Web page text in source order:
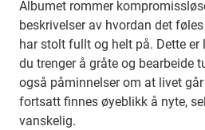
Albumet rommer
beskrivelser av hvordan det
har stolt fullt og helt på. Dette er
du trenger å gråte og bearbeide
også påminnelser om at livet
fortsatt finnes øyeblikk å nyte,
vanskelig.